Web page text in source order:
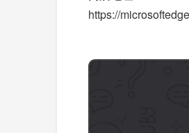
https://